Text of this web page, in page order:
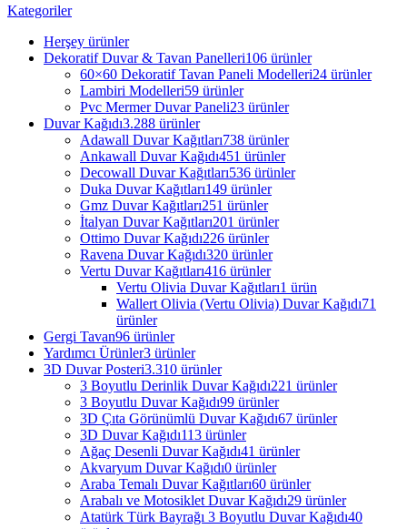
Kategoriler
Herşey ürünler
Dekoratif Duvar & Tavan Panelleri106 ürünler
60×60 Dekoratif Tavan Paneli Modelleri24 ürünler
Lambiri Modelleri59 ürünler
Pvc Mermer Duvar Paneli23 ürünler
Duvar Kağıdı3.288 ürünler
Adawall Duvar Kağıtları738 ürünler
Ankawall Duvar Kağıdı451 ürünler
Decowall Duvar Kağıtları536 ürünler
Duka Duvar Kağıtları149 ürünler
Gmz Duvar Kağıtları251 ürünler
İtalyan Duvar Kağıtları201 ürünler
Ottimo Duvar Kağıdı226 ürünler
Ravena Duvar Kağıdı320 ürünler
Vertu Duvar Kağıtları416 ürünler
Vertu Olivia Duvar Kağıtları1 ürün
Wallert Olivia (Vertu Olivia) Duvar Kağıdı71
ürünler
Gergi Tavan96 ürünler
Yardımcı Ürünler3 ürünler
3D Duvar Posteri3.310 ürünler
3 Boyutlu Derinlik Duvar Kağıdı221 ürünler
3 Boyutlu Duvar Kağıdı99 ürünler
3D Çıta Görünümlü Duvar Kağıdı67 ürünler
3D Duvar Kağıdı113 ürünler
Ağaç Desenli Duvar Kağıdı41 ürünler
Akvaryum Duvar Kağıdı0 ürünler
Araba Temalı Duvar Kağıtları60 ürünler
Arabalı ve Motosiklet Duvar Kağıdı29 ürünler
Atatürk Türk Bayrağı 3 Boyutlu Duvar Kağıdı40